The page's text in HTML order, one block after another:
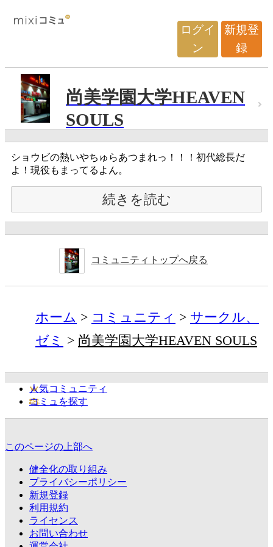
ログイ
ン
新規登
録
尚美学園大学HEAVEN
SOULS
ショウビの熱いやちゅらあつまれっ！！！初代総長だ
よ！現役もまってるよん。
続きを読む
コミュニティトップへ戻る
ホーム コミュニティ
サークル、
ゼミ
尚美学園大学HEAVEN SOULS
人気コミュニティ
コミュを探す
このページの上部へ
健全化の取り組み
プライバシーポリシー
新規登録
利用規約
ライセンス
お問い合わせ